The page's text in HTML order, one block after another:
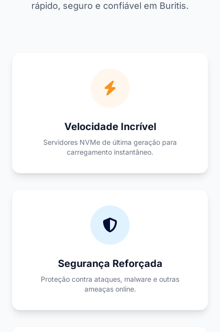
rápido, seguro e confiável em Buritis.
Velocidade Incrível
Servidores NVMe de última geração para
carregamento instantâneo.
Segurança Reforçada
Proteção contra ataques, malware e outras
ameaças online.